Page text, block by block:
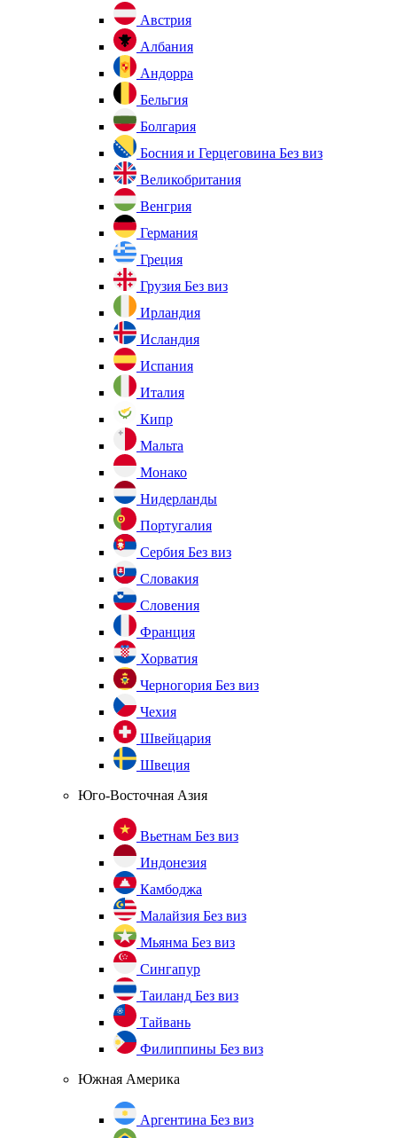
Австрия
Албания
Андорра
Бельгия
Болгария
Босния и Герцеговина Без виз
Великобритания
Венгрия
Германия
Греция
Грузия Без виз
Ирландия
Исландия
Испания
Италия
Кипр
Мальта
Монако
Нидерланды
Португалия
Сербия Без виз
Словакия
Словения
Франция
Хорватия
Черногория Без виз
Чехия
Швейцария
Швеция
Юго-Восточная Азия
Вьетнам Без виз
Индонезия
Камбоджа
Малайзия Без виз
Мьянма Без виз
Сингапур
Таиланд Без виз
Тайвань
Филиппины Без виз
Южная Америка
Аргентина Без виз